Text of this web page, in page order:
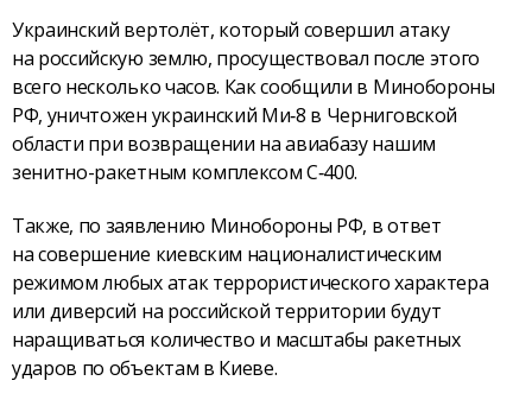
Украинский вертолёт, который совершил атаку
на российскую землю, просуществовал после этого
всего несколько часов. Как сообщили в Минобороны
РФ, уничтожен украинский Ми‑8 в Черниговской
области при возвращении на авиабазу нашим
зенитно-ракетным комплексом С‑400.
Также, по заявлению Минобороны РФ, в ответ
на совершение киевским националистическим
режимом любых атак террористического характера
или диверсий на российской территории будут
наращиваться количество и масштабы ракетных
ударов по объектам в Киеве.